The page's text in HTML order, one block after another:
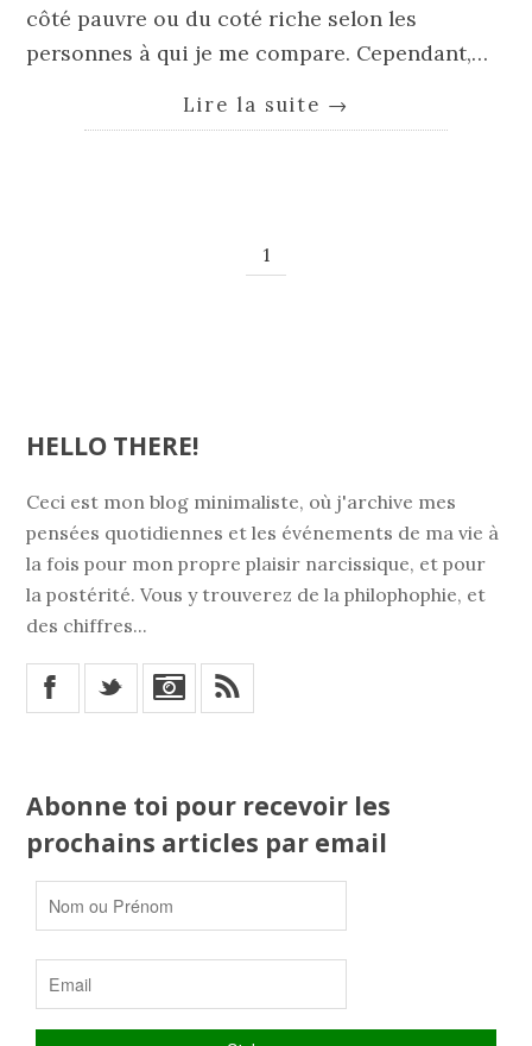
côté pauvre ou du coté riche selon les
personnes à qui je me compare. Cependant,…
Lire la suite →
1
HELLO THERE!
Ceci est mon blog minimaliste, où j'archive mes
pensées quotidiennes et les événements de ma vie à
la fois pour mon propre plaisir narcissique, et pour
la postérité. Vous y trouverez de la philophophie, et
des chiffres...
X _ *
Abonne toi pour recevoir les
prochains articles par email